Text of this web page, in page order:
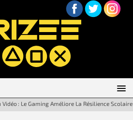
Vidéo : Le Gaming Améliore La Résilience Scolaire